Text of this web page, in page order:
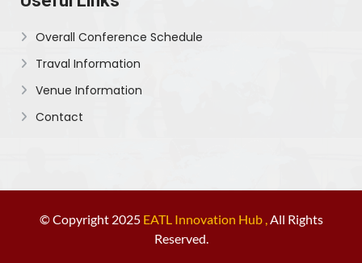
Overall Conference Schedule
Traval Information
Venue Information
Contact
© Copyright 2025 EATL Innovation Hub ,All Rights
Reserved.